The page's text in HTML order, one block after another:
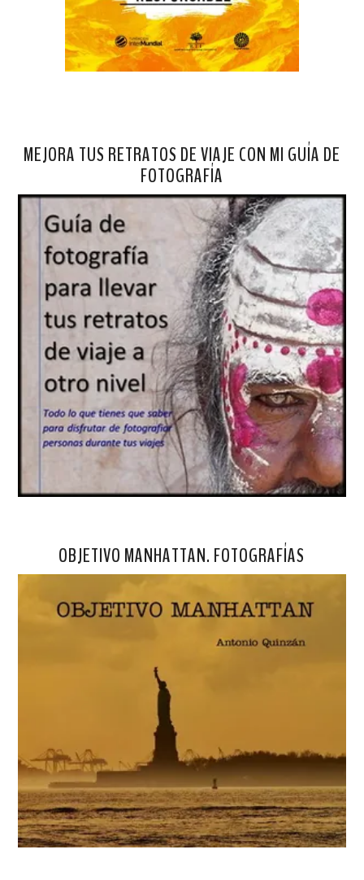
MEJORA TUS RETRATOS DE VIAJE CON MI GUÍA DE
FOTOGRAFÍA
OBJETIVO MANHATTAN. FOTOGRAFÍAS